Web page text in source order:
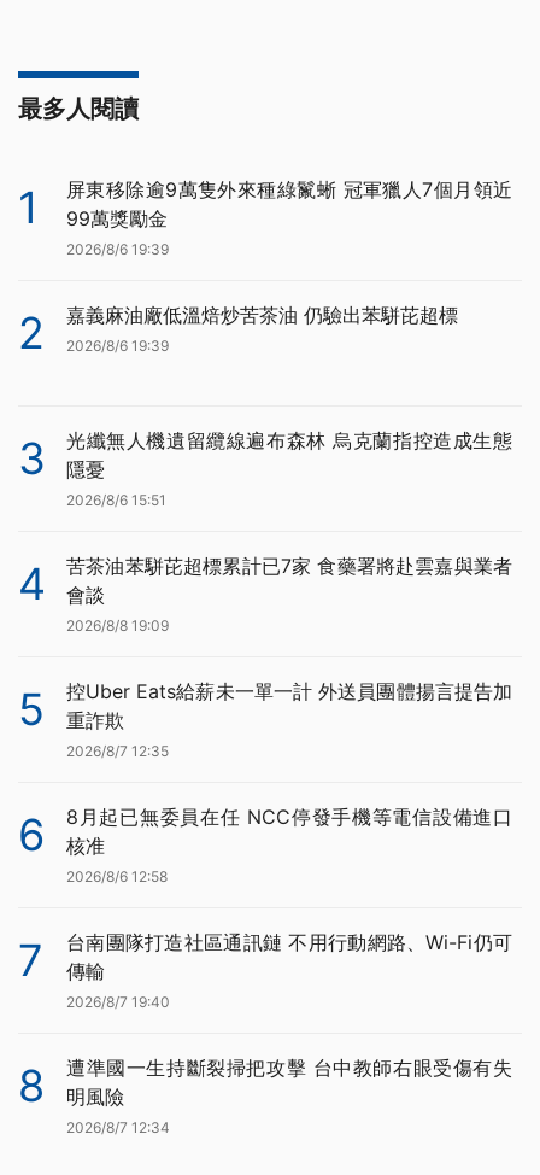
最多人閱讀
1
屏東移除逾9萬隻外來種綠鬣蜥 冠軍獵人7個月領近
99萬獎勵金
2026/8/6 19:39
2 嘉義麻油廠低溫焙炒苦茶油 仍驗出苯駢芘超標
2026/8/6 19:39
3
光纖無人機遺留纜線遍布森林 烏克蘭指控造成生態
隱憂
2026/8/6 15:51
4
苦茶油苯駢芘超標累計已7家 食藥署將赴雲嘉與業者
會談
2026/8/8 19:09
5
控Uber Eats給薪未一單一計 外送員團體揚言提告加
重詐欺
2026/8/7 12:35
6
8月起已無委員在任 NCC停發手機等電信設備進口
核准
2026/8/6 12:58
7
台南團隊打造社區通訊鏈 不用行動網路、Wi-Fi仍可
傳輸
2026/8/7 19:40
8
遭準國一生持斷裂掃把攻擊 台中教師右眼受傷有失
明風險
2026/8/7 12:34